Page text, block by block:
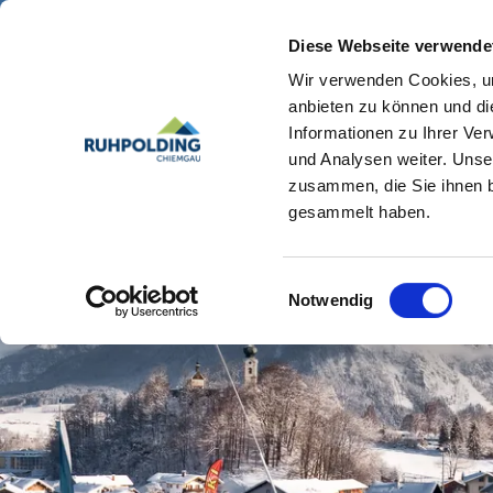
Diese Webseite
Wir verwenden Cookies,
anbieten zu können und
Informationen zu Ihrer
und Analysen weiter.
zusammen, die Sie ihnen
gesammelt haben.
Einwilligungsauswahl
Notwendig